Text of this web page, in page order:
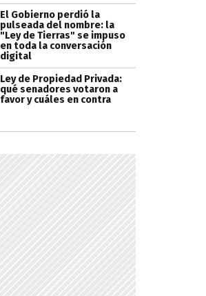
El Gobierno perdió la
pulseada del nombre: la
"Ley de Tierras" se impuso
en toda la conversación
digital
Ley de Propiedad Privada:
qué senadores votaron a
favor y cuáles en contra